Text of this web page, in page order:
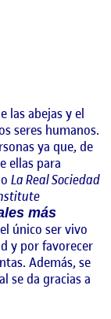
las abejas y el
seres humanos.
ya que, de
ellas para
La Real Sociedad
más
único ser vivo
y por favorecer
Además, se
se da gracias a